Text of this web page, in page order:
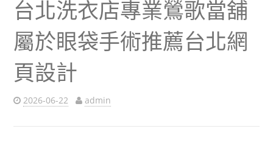
台北洗衣店專業鶯歌當舖
屬於眼袋手術推薦台北網
頁設計
2026-06-22 admin